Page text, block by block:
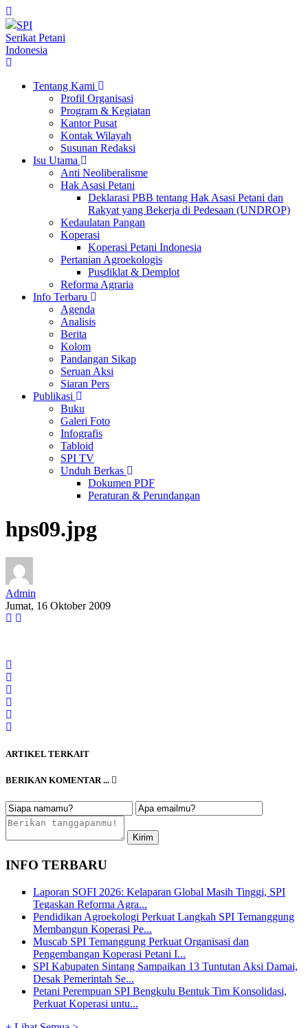
SPI
Serikat Petani
Indonesia
Tentang Kami
Profil Organisasi
Program & Kegiatan
Kantor Pusat
Kontak Wilayah
Susunan Redaksi
Isu Utama
Anti Neoliberalisme
Hak Asasi Petani
Deklarasi PBB tentang Hak Asasi Petani dan
Rakyat yang Bekerja di Pedesaan (UNDROP)
Kedaulatan Pangan
Koperasi
Koperasi Petani Indonesia
Pertanian Agroekologis
Pusdiklat & Demplot
Reforma Agraria
Info Terbaru
Agenda
Analisis
Berita
Kolom
Pandangan Sikap
Seruan Aksi
Siaran Pers
Publikasi
Buku
Galeri Foto
Infografis
Tabloid
SPI TV
Unduh Berkas
Dokumen PDF
Peraturan & Perundangan
hps09.jpg
Admin
Jumat, 16 Oktober 2009
ARTIKEL TERKAIT
BERIKAN KOMENTAR ...
INFO TERBARU
Laporan SOFI 2026: Kelaparan Global Masih Tinggi, SPI
Tegaskan Reforma Agra...
Pendidikan Agroekologi Perkuat Langkah SPI Temanggung
Membangun Koperasi Pe...
Muscab SPI Temanggung Perkuat Organisasi dan
Pengembangan Koperasi Petani I...
SPI Kabupaten Sintang Sampaikan 13 Tuntutan Aksi Damai,
Desak Pemerintah Se...
Petani Perempuan SPI Bengkulu Bentuk Tim Konsolidasi,
Perkuat Koperasi untu...